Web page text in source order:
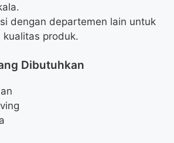
dengan departemen lain untuk
kualitas produk.
Dibutuhkan